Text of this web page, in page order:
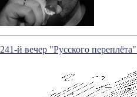
241-й вечер "Русского